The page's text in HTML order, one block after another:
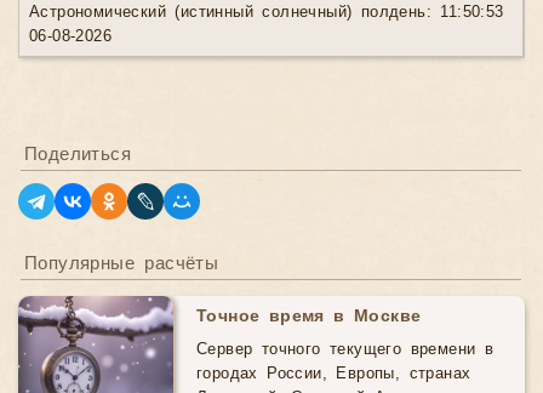
Астрономический (истинный солнечный) полдень: 11:50:53
06-08-2026
Поделиться
Популярные расчёты
Точное время в Москве
Сервер точного текущего времени в
городах России, Европы, странах